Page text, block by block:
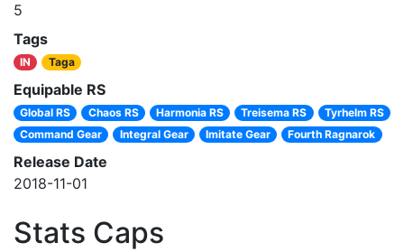
5
Tags
IN Taga
Equipable RS
Global RS Chaos RS Harmonia RS Treisema RS
Tyrhelm RS
Command Gear
Integral Gear Imitate Gear Fourth Ragnarok
Release Date
2018-11-01
Stats Caps